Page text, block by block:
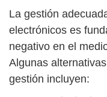
La gestión
electrónicos es
negativo en el
Algunas
gestión incluyen: